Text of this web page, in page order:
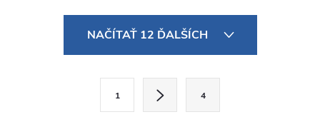
NAČÍTAŤ 12 ĎALŠÍCH
1 4